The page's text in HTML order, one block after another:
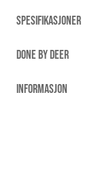
SPESIFIKASJONER
DONE BY DEER
INFORMASJON